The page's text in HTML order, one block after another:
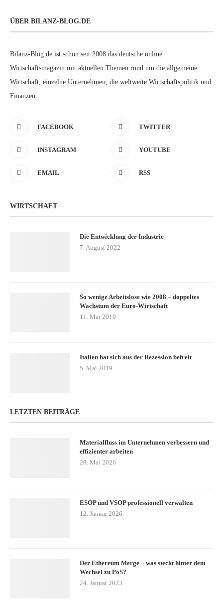
ÜBER BILANZ-BLOG.DE
Bilanz-Blog.de ist schon seit 2008 das deutsche online
Wirtschaftsmagazin mit aktuellen Themen rund um die allgemeine
Wirtschaft, einzelne Unternehmen, die weltweite Wirtschaftspolitik und
Finanzen.
FACEBOOK TWITTER
INSTAGRAM YOUTUBE
EMAIL RSS
WIRTSCHAFT
Die Entwicklung der Industrie
7. August 2022
So wenige Arbeitslose wie 2008 – doppeltes
Wachstum der Euro-Wirtschaft
11. Mai 2019
Italien hat sich aus der Rezession befreit
5. Mai 2019
LETZTEN BEITRÄGE
Materialfluss im Unternehmen verbessern und
effizienter arbeiten
28. Mai 2026
ESOP und VSOP professionell verwalten
12. Januar 2026
Der Ethereum Merge – was steckt hinter dem
Wechsel zu PoS?
24. Januar 2023